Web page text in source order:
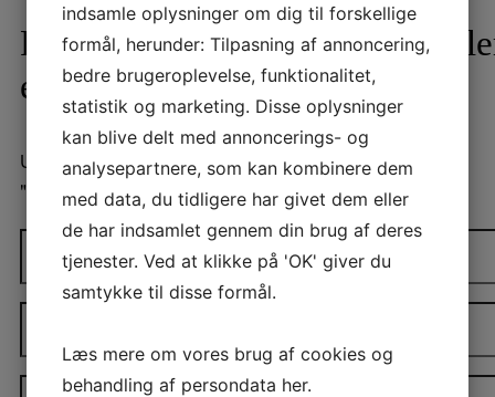
Få et Gratis konsulentbesøg
et gratis tilbud
Udfyld formularen og vi kontakter dig
"
" indicates required fields
Firmanavn*
indsamle oplysninger om dig til forskellige
formål, herunder: Tilpasning af annoncering,
bedre brugeroplevelse, funktionalitet,
statistik og marketing. Disse oplysninger
kan blive delt med annoncerings- og
analysepartnere, som kan kombinere dem
med data, du tidligere har givet dem eller
de har indsamlet gennem din brug af deres
tjenester. Ved at klikke på 'OK' giver du
samtykke til disse formål.
Læs mere om vores brug af cookies og
behandling af persondata her.